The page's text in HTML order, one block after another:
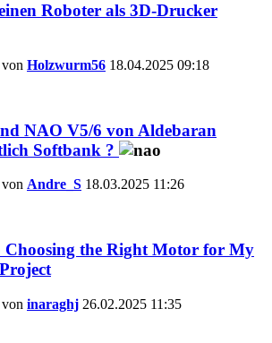
Roboter als 3D-Drucker
Holzwurm56 18.04.2025 09:18
NAO V5/6 von Aldebaran
Softbank ?
Andre_S 18.03.2025 11:26
Choosing the Right Motor for My
inaraghj 26.02.2025 11:35